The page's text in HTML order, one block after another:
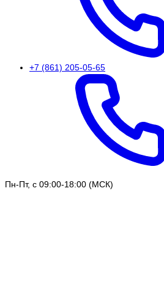
+7 (861) 205-05-65
Пн-Пт, с 09:00-18:00 (МСК)